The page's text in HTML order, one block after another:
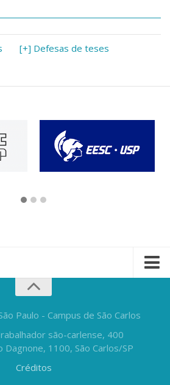
[+] Defesas de teses
Paulo - Campus de São Carlos
são-carlense, 400
Dagnone, 1100, São Carlos/SP
Créditos